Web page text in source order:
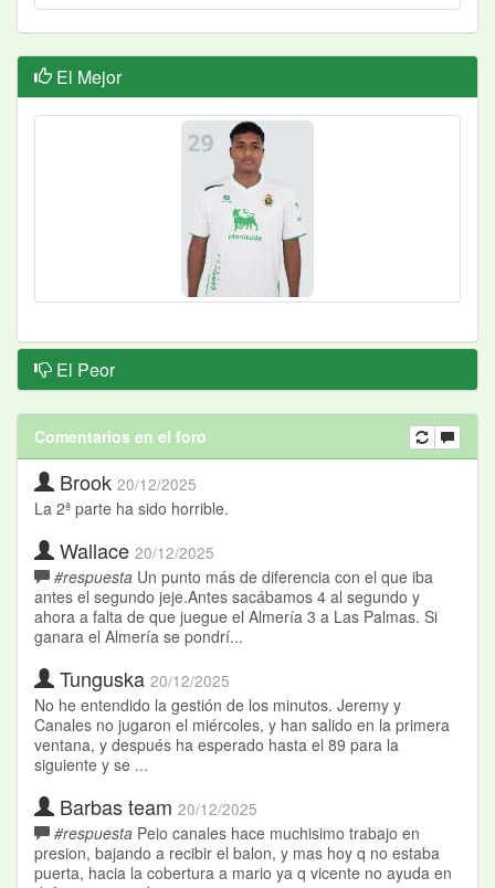
El Mejor
El Peor
Comentarios en el foro
Brook 20/12/2025
La 2ª parte ha sido horrible.
Wallace 20/12/2025
#respuesta Un punto más de diferencia con el que iba
antes el segundo jeje.Antes sacábamos 4 al segundo y
ahora a falta de que juegue el Almería 3 a Las Palmas. Si
ganara el Almería se pondrí...
Tunguska 20/12/2025
No he entendido la gestión de los minutos. Jeremy y
Canales no jugaron el miércoles, y han salido en la primera
ventana, y después ha esperado hasta el 89 para la
siguiente y se ...
Barbas team 20/12/2025
#respuesta Peio canales hace muchisimo trabajo en
presion, bajando a recibir el balon, y mas hoy q no estaba
puerta, hacia la cobertura a mario ya q vicente no ayuda en